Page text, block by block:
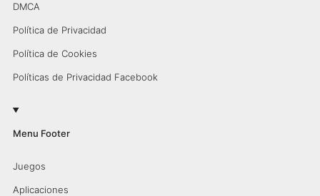
DMCA
Política de Privacidad
Política de Cookies
Políticas de Privacidad Facebook
Menu Footer
Juegos
Aplicaciones